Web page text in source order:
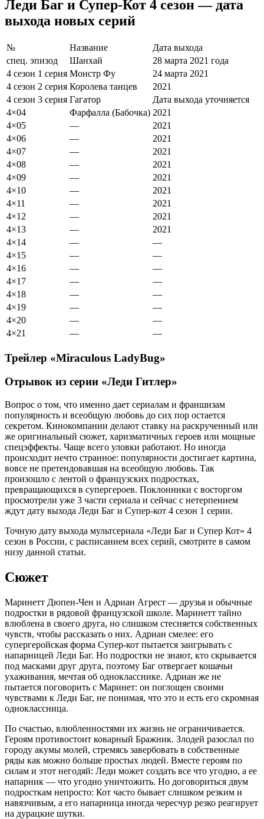
Леди Баг и Супер-Кот 4 сезон — дата
выхода новых серий
№ Название
Дата выхода
спец. эпизод
Шанхай 28 марта 2021 года
4 сезон 1 серия Монстр Фу 24 марта 2021
4 сезон 2 серия Королева танцев
2021
4 сезон 3 серия Гагатор
Дата выхода уточняется
4×04
Фарфалла (Бабочка) 2021
4×05
—
2021
4×06
—
2021
4×07
—
2021
4×08
—
2021
4×09
—
2021
4×10
—
2021
4×11
—
2021
4×12
—
2021
4×13
—
2021
4×14
—
—
4×15
—
—
4×16
—
—
4×17
—
—
4×18
—
—
4×19
—
—
4×20
—
—
4×21
— —
Трейлер «Miraculous LadyBug»
Отрывок из серии «Леди Гитлер»
Вопрос о том, что именно дает сериалам и франшизам
популярность и всеобщую любовь до сих пор остается
секретом. Кинокомпании делают ставку на раскрученный или
же оригинальный сюжет, харизматичных героев или мощные
спецэффекты. Чаще всего уловки работают. Но иногда
происходит нечто странное: популярности достигает картина,
вовсе не претендовавшая на всеобщую любовь. Так
произошло с лентой о французских подростках,
превращающихся в супергероев. Поклонники с восторгом
просмотрели уже 3 части сериала и сейчас с нетерпением
ждут дату выхода Леди Баг и Супер-кот 4 сезон 1 серии.
Точную дату выхода мультсериала «Леди Баг и Супер Кот» 4
сезон в России, с расписанием всех серий, смотрите в самом
низу данной статьи.
Сюжет
Маринетт Дюпен-Чен и Адриан Агрест — друзья и обычные
подростки в рядовой французской школе. Маринетт тайно
влюблена в своего друга, но слишком стесняется собственных
чувств, чтобы рассказать о них. Адриан смелее: его
супергеройская форма Супер-кот пытается заигрывать с
напарницей Леди Баг. Но подростки не знают, кто скрывается
под масками друг друга, поэтому Баг отвергает кошачьи
ухаживания, мечтая об однокласснике. Адриан же не
пытается поговорить с Маринет: он поглощен своими
чувствами к Леди Баг, не понимая, что это и есть его скромная
одноклассница.
По счастью, влюбленностями их жизнь не ограничивается.
Героям противостоит коварный Бражник. Злодей разослал по
городу акумы молей, стремясь завербовать в собственные
ряды как можно больше простых людей. Вместе героям по
силам и этот негодяй: Леди может создать все что угодно, а ее
напарник — что угодно уничтожить. Но договориться двум
подросткам непросто: Кот часто бывает слишком резким и
навязчивым, а его напарница иногда чересчур резко реагирует
на дурацкие шутки.